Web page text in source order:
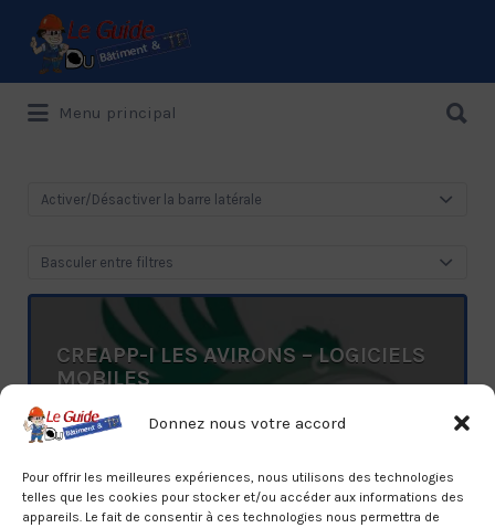
Donnez nous votre accord
Pour offrir les meilleures expériences, nous utilisons des technologies
telles que les cookies pour stocker et/ou accéder aux informations des
appareils. Le fait de consentir à ces technologies nous permettra de
Le Guide de référence depuis 1995
Rechercher:
Menu principal
Activer/Désactiver la barre latérale
Basculer entre filtres
CREAPP-I LES AVIRONS – LOGICIELS
MOBILES
Sud, Les Avirons, A la Réunion
0692 78 29 75